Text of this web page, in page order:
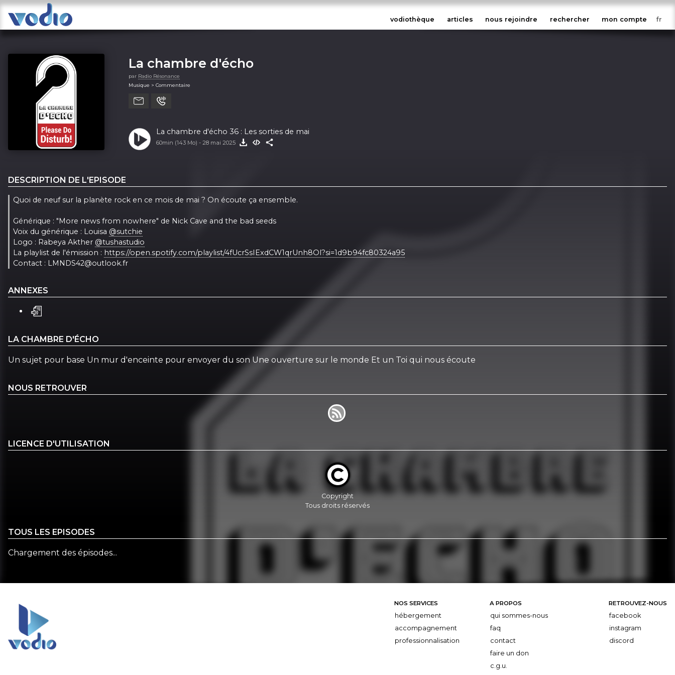
vodiothèque articles nous rejoindre rechercher mon compte
La chambre d'écho
par Radio Résonance
Musique > Commentaire
La chambre d'écho 36 : Les sorties de mai
60min (143 Mo) - 28 mai 2025
DESCRIPTION DE L'EPISODE
Quoi de neuf sur la planète rock en ce mois de mai ? On écoute ça ensemble.
Générique : "More news from nowhere" de Nick Cave and the bad seeds
Voix du générique : Louisa @sutchie
Logo : Rabeya Akther @tushastudio
La playlist de l'émission : https://open.spotify.com/playlist/4fUcrSsIExdCW1qrUnh8Ol?si=1d9b94fc80324a95
Contact : LMNDS42@outlook.fr
ANNEXES
LA CHAMBRE D'ÉCHO
Un sujet pour base Un mur d'enceinte pour envoyer du son Une ouverture sur le monde Et un Toi qui nous écoute
NOUS RETROUVER
LICENCE D'UTILISATION
Copyright
Tous droits réservés
TOUS LES EPISODES
Chargement des épisodes...
NOS SERVICES
hébergement
accompagnement
professionnalisation
A PROPOS
qui sommes-nous
faq
contact
faire un don
c.g.u.
RETROUVEZ-NOUS
facebook
instagram
discord